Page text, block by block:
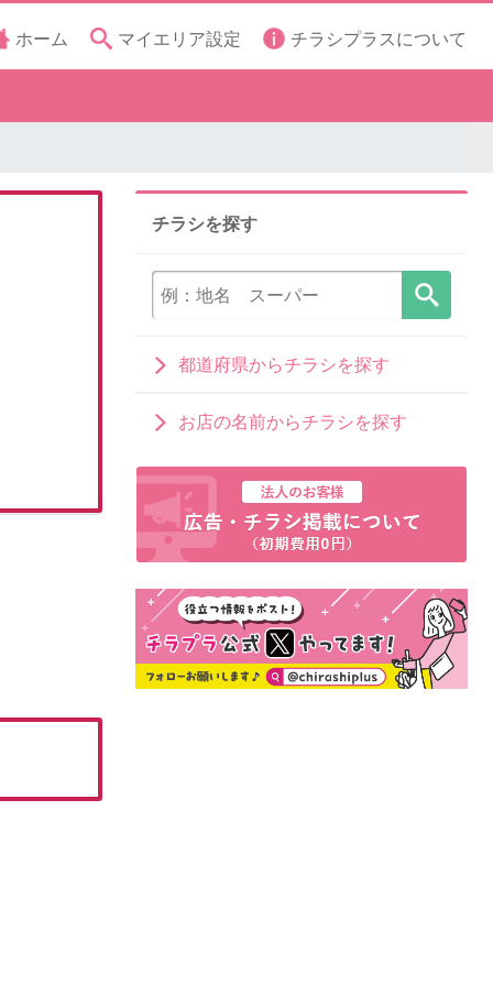
ホーム マイエリア設定 チラシプラスについて
チラシを探す
都道府県からチラシを探す
お店の名前からチラシを探す